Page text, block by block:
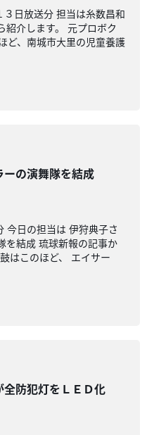
日放送分 担当は糸数昌和
紹介します。 元プロボク
ど、南城市大里の児童養護
ーの演舞隊を結成
日の担当は 伊狩典子さ
を結成 琉球新報の記事か
はこのほど、 エイサー
全防犯灯をＬＥＤ化